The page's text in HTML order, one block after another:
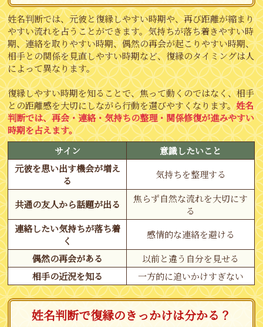
姓名判断では、元彼と復縁しやすい時期や、再び距離が縮まり
やすい流れを占うことができます。気持ちが落ち着きやすい時
期、連絡を取りやすい時期、偶然の再会が起こりやすい時期、
相手との関係を見直しやすい時期など、復縁のタイミングは人
によって異なります。
復縁しやすい時期を知ることで、焦って動くのではなく、相手
との距離感を大切にしながら行動を選びやすくなります。姓名
判断では、再会・連絡・気持ちの整理・関係修復が進みやすい
時期を占えます。
サイン
意識したいこと
元彼を思い出す機会が増え
る
気持ちを整理する
共通の友人から話題が出る
焦らず自然な流れを大切にす
る
連絡したい気持ちが落ち着
く
感情的な連絡を避ける
偶然の再会がある
以前と違う自分を見せる
相手の近況を知る
一方的に追いかけすぎない
姓名判断で復縁のきっかけは分かる？